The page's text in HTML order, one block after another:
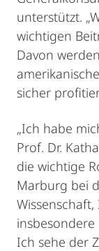
unterstützt.
wichtigen
Davon
sicher
„Ich habe
Prof. Dr.
die wichtige
Marburg bei
insbesondere
Ich sehe der